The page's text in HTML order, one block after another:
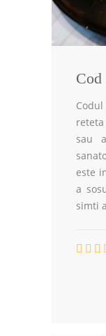
Cod
sau
este
a
simti